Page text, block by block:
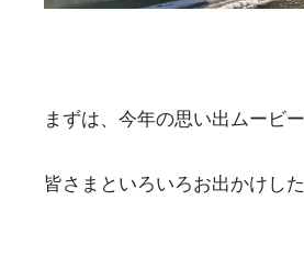
まずは、今年の思い出ムービ
皆さまといろいろお出かけし